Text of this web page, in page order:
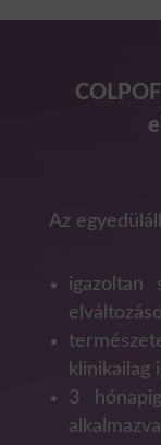
Az
igazoltan
klinikailag
3